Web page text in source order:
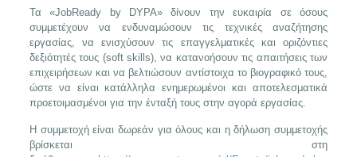
Τα «JobReady by DYPA» δίνουν την ευκαιρία σε όσους
συμμετέχουν να ενδυναμώσουν τις τεχνικές αναζήτησης
εργασίας, να ενισχύσουν τις επαγγελματικές και οριζόντιες
δεξιότητές τους (soft skills), να κατανοήσουν τις απαιτήσεις των
επιχειρήσεων και να βελτιώσουν αντίστοιχα το βιογραφικό τους,
ώστε να είναι κατάλληλα ενημερωμένοι και αποτελεσματικά
προετοιμασμένοι για την ένταξή τους στην αγορά εργασίας.
Η συμμετοχή είναι δωρεάν για όλους και η δήλωση συμμετοχής
βρίσκεται στη